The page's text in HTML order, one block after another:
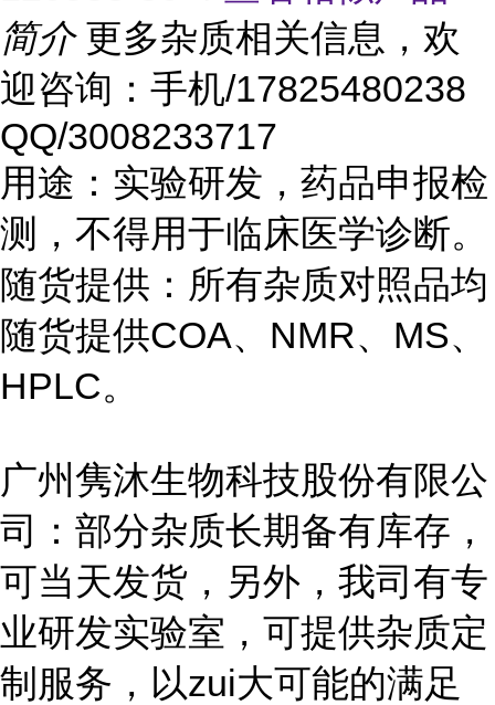
简介 更多杂质相关信息，欢
迎咨询：手机/17825480238
QQ/3008233717
用途：实验研发，药品申报检
测，不得用于临床医学诊断。
随货提供：所有杂质对照品均
随货提供COA、NMR、MS、
HPLC。
广州隽沐生物科技股份有限公
司：部分杂质长期备有库存，
可当天发货，另外，我司有专
业研发实验室，可提供杂质定
制服务，以zui大可能的满足